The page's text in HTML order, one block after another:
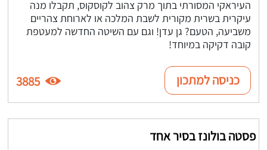
העיראקי המסורתי בתוך מרק צהוב לקוסקוס, תקבלו מנה
עיקרית בשרית מקורית לשבת המלכה או לארוחת צהריים
משביעה, הטעם? גן עדן! וגם עם השיטה החדשה למעטפת
קובה דקיקה במיוחד!
כניסה למתכון 3885
פסטה בולונז בסיר אחד